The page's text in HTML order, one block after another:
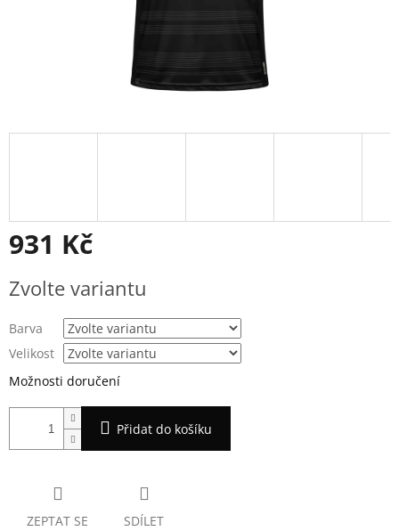
931 Kč
cena:
Zvolte variantu
Barva
Velikost
Možnosti doručení
Přidat do košíku
ZEPTAT SE SDÍLET